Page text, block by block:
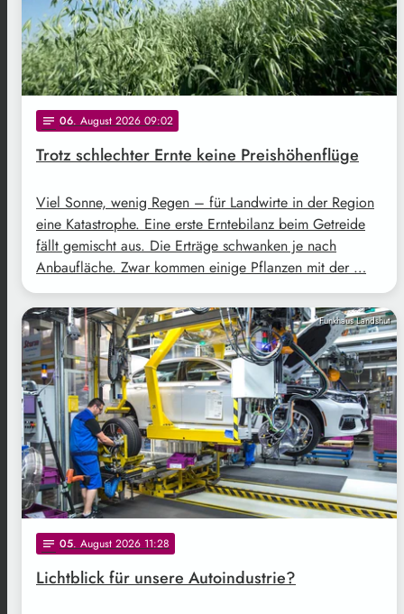
notes 06. August 2026 09:02
Trotz schlechter Ernte keine Preishöhenflüge
Viel Sonne, wenig Regen – für Landwirte in der Region
eine Katastrophe. Eine erste Erntebilanz beim Getreide
fällt gemischt aus. Die Erträge schwanken je nach
Anbaufläche. Zwar kommen einige Pflanzen mit der …
Funkhaus Landshut
notes 05. August 2026 11:28
Lichtblick für unsere Autoindustrie?